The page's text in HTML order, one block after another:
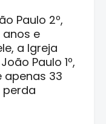
Paulo 2º,
e
a Igreja
Paulo 1º,
33
perda